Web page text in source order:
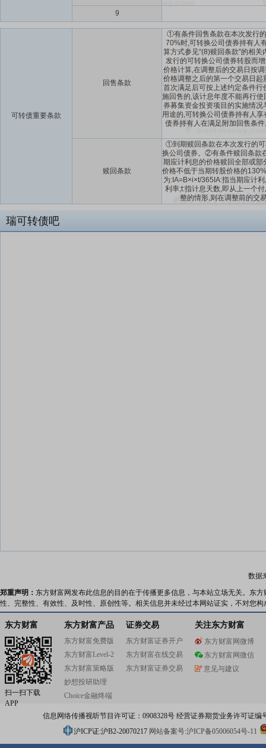
9
可转债重要条款
回售条款
①有条件回售条款在本次发行
70%时,可转换公司债券持有人
算方式参见“(8)赎回条款”的相
发行的可转换公司债券转股而
价格计算,在调整后的交易日按
价格调整之后的第一个交易日
首次满足后可按上述约定条件
施回售的,该计息年度不能再行
券募集资金投资项目的实施情
用途的,可转换公司债券持有人
债券持有人在满足附加回售条
赎回条款
①到期赎回条款在本次发行的
换公司债券。②有条件赎回条款
期应计利息的价格赎回全部或
价格不低于当期转股价格的
为:IA=B×i×t/365IA:指当期应计
利率;t:指计息天数,即从上一个
整的情形,则在调整前的交
瑞可转债吧
数据
郑重声明： 东方财富网发布此信息的目的在于传播更多信息，与本站立场无关。东
性、完整性、有效性、及时性、原创性等。相关信息并未经过本网站证实，不对您
东方财富
扫一扫下载
APP
东方财富产品
东方财富免费版
东方财富Level-2
东方财富策略版
妙想投研助理
Choice金融终端
证券交易
东方财富证券开户
东方财富在线交易
东方财富证券交易
关注东方财富
东方财富网微博
东方财富网微信
意见与建议
信息网络传播视听节目许可证：0908328号 经营证券期货业务许可证编
沪ICP证:沪B2-20070217 网站备案号:沪ICP备05006054号-11